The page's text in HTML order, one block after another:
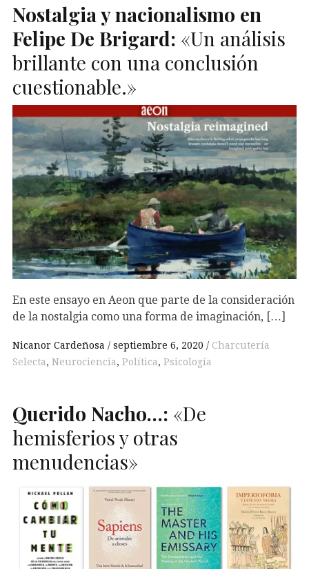
Nostalgia y nacionalismo en
Felipe De Brigard: «Un análisis
brillante con una conclusión
cuestionable.»
En este ensayo en Aeon que parte de la consideración
de la nostalgia como una forma de imaginación, […]
Nicanor Cardeñosa septiembre 6, 2020
Charcutería
Selecta, Neurociencia, Política, Psicología
Querido Nacho…: «De
hemisferios y otras
menudencias»